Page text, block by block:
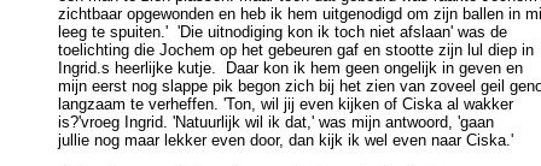
zichtbaar opgewonden en heb ik hem uitgenodigd om zijn ballen in
leeg te spuiten.'  'Die uitnodiging kon ik toch niet afslaan' was de
toelichting die Jochem op het gebeuren gaf en stootte zijn lul diep in
Ingrid.s heerlijke kutje.  Daar kon ik hem geen ongelijk in geven en
mijn eerst nog slappe pik begon zich bij het zien van zoveel geil
langzaam te verheffen. 'Ton, wil jij even kijken of Ciska al wakker
is?'vroeg Ingrid. 'Natuurlijk wil ik dat,' was mijn antwoord, 'gaan
jullie nog maar lekker even door, dan kijk ik wel even naar Ciska.'